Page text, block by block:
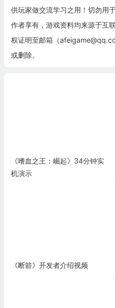
供玩家做交流学习之用！切勿用
作者享有，游戏资料均来源于互
权证明至邮箱（
或删除。
《嗜血之王：崛起》34分钟实
机演示
《断箭》开发者介绍视频